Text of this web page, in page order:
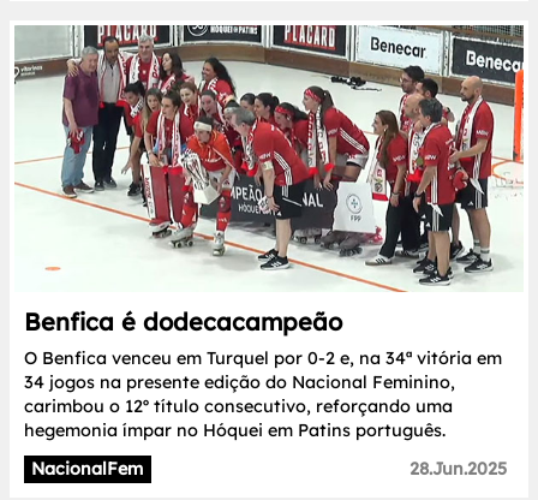
Benfica é dodecacampeão
O Benfica venceu em Turquel por 0-2 e, na 34ª vitória em
34 jogos na presente edição do Nacional Feminino,
carimbou o 12º título consecutivo, reforçando uma
hegemonia ímpar no Hóquei em Patins português.
NacionalFem
28.Jun.2025